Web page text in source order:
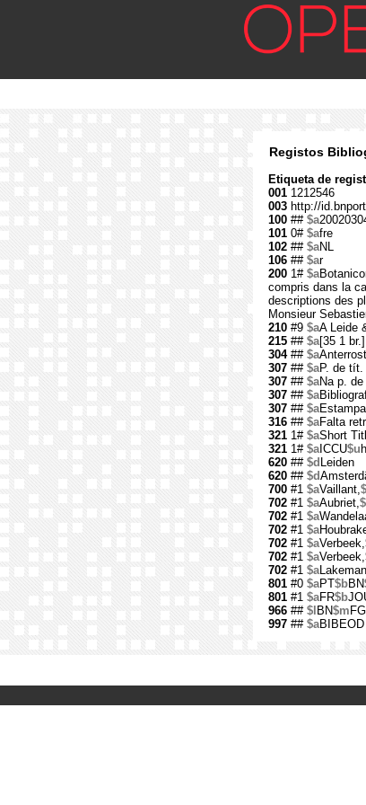
Registos
Etiqueta de
001 1212546
003 http://
100 ## $a
101 0# $afre
102 ## $aNL
106 ## $ar
200 1# $a
compris dans la
descriptions des
Monsieur
210 #9 $aA Leide
215 ## $a[35 1
304## $a
307 ## $aP. de tít.
307 ## $aNa p.
307 ## $a
307 ## $a
316 ## $aFalta
321 1# $aShort
321 1# $aICCU$u
620 ## $d Leiden
620 ## $d
700 #1 $aVaillant,
702 #1 $aAubriet,
702 #1 $a
702 #1 $a
702 #1 $aVerbeek,
702 #1 $aVerbeek,
702 #1 $a
801 #0 $aPT$bBN
801 #1 $aFR$b
966 ## $l BN$m
997 ## $aBIBEOD